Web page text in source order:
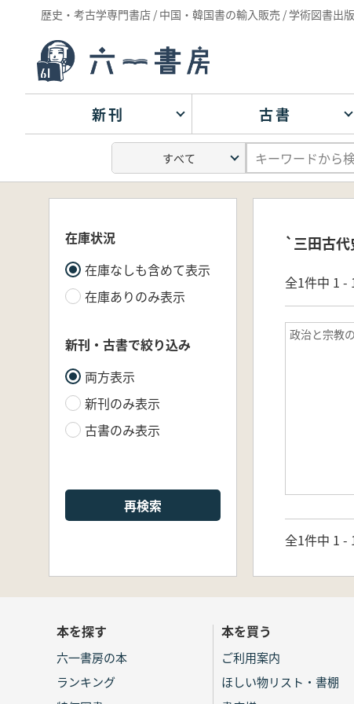
歴史・考古学専門書店 / 中国・韓国書の輸入販売 / 学術図書出版
新刊 古書
在庫状況
在庫なしも含めて表示
在庫ありのみ表示
新刊・古書で絞り込み
両方表示
新刊のみ表示
古書のみ表示
再検索
`三田古
全1件中 1 -
政治と宗教
全1件中 1 -
本を探す
六一書房の本
ランキング
本を買う
ご利用案内
ほしい物リスト・書棚